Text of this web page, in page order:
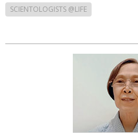
SCIENTOLOGISTS @LIFE